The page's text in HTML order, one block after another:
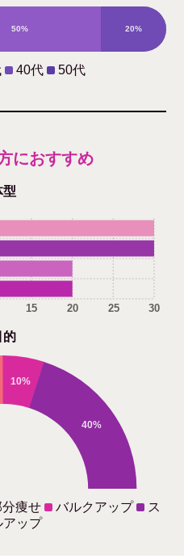
50% 20% 0%
40代 50代
におすすめ
型
15 20 25 30
的
10%
40%
分痩せ バルクアップ
ス
アップ